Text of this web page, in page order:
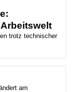
trotz technischer
am